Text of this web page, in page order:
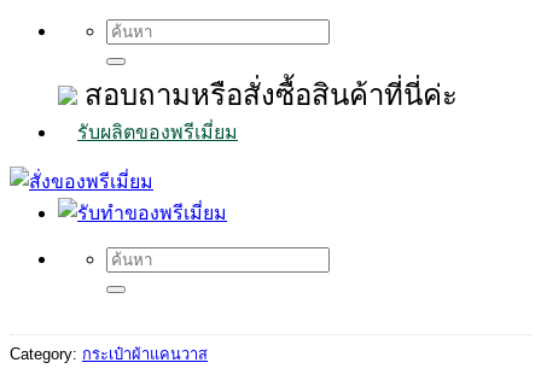
Search
for:
Search
for:
สอบถามหรือสั่งซื้อสินค้าที่นี่ค่ะ
Category: กระเป๋าผ้าแคนวาส